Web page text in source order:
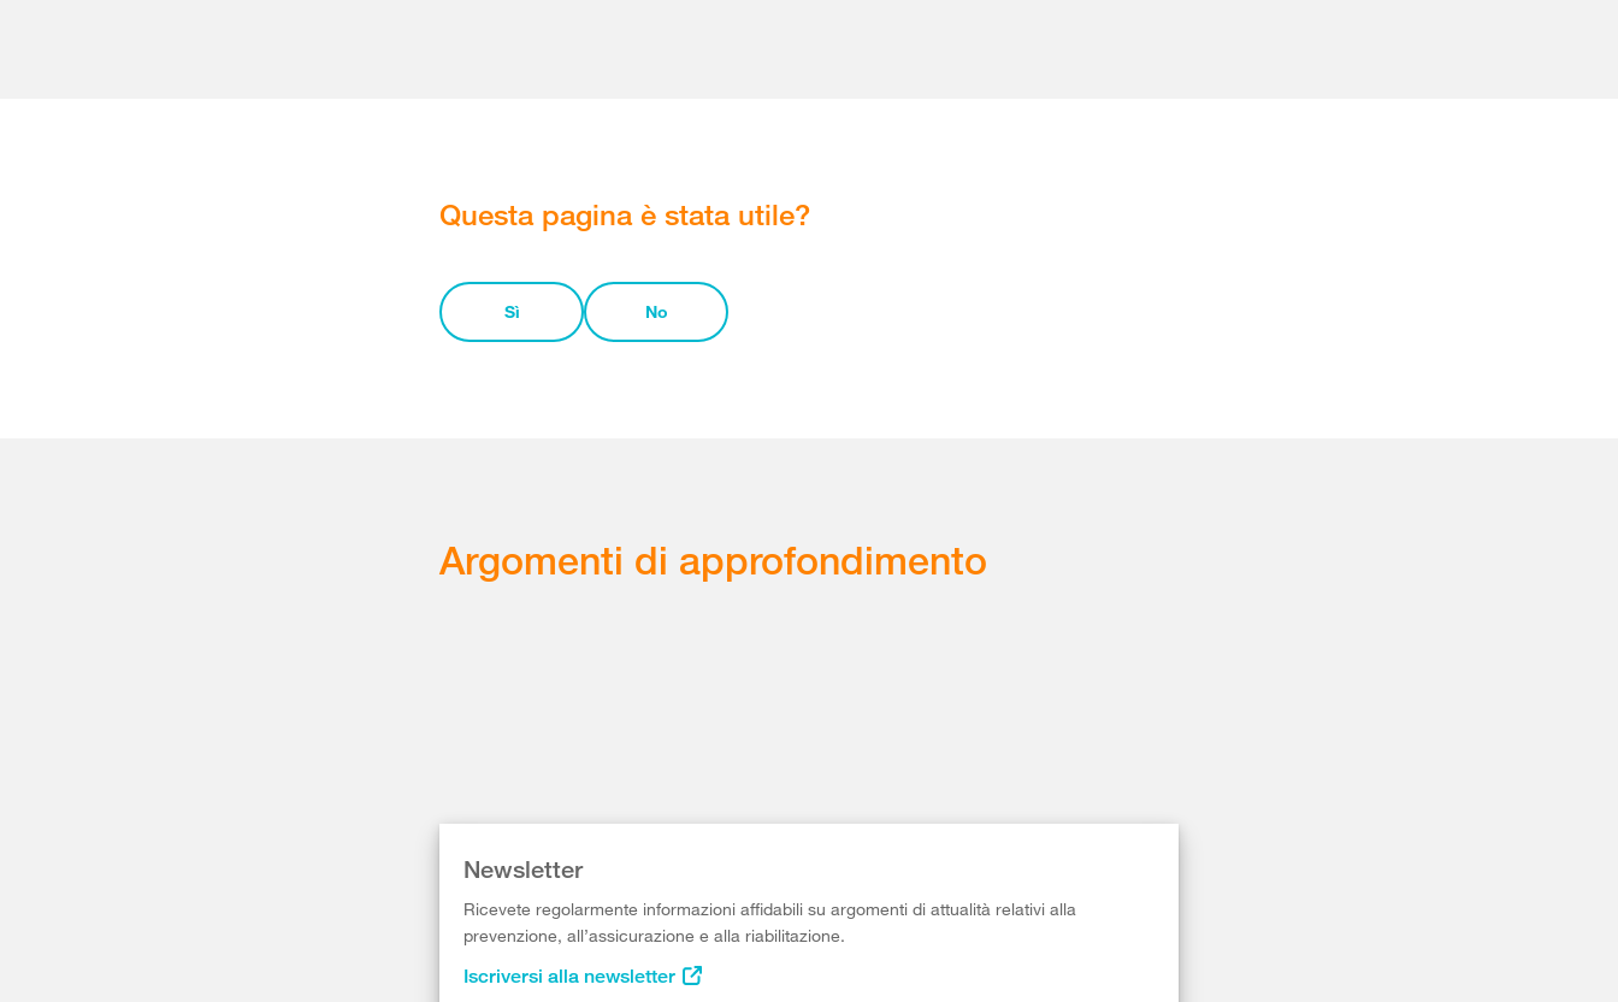
Questa pagina è stata utile?
Sì No
Argomenti di approfondimento
Newsletter
Ricevete regolarmente informazioni affidabili su argomenti di attualità relativi alla
prevenzione, all’assicurazione e alla riabilitazione.
Iscriversi alla newsletter